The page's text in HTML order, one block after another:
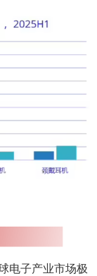
电子产业市场极